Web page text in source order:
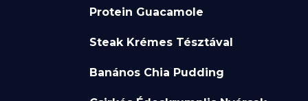
Protein Guacamole
Steak Krémes Tésztával
Banános Chia Pudding